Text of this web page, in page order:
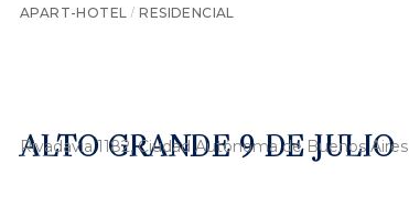
APART-HOTEL /RESIDENCIAL
ALTO GRANDE 9 DE JULIO
Rivadavia 1182, Ciudad Autónoma de Buenos Aires